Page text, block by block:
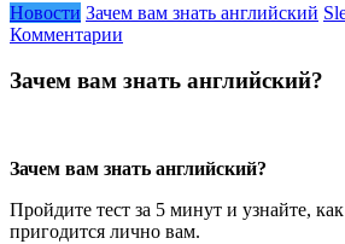
Новости Зачем вам знать английский
Комментарии
Зачем вам знать английский?
Зачем вам знать английский?
Пройдите тест за 5 минут и узнайте,
пригодится лично вам.